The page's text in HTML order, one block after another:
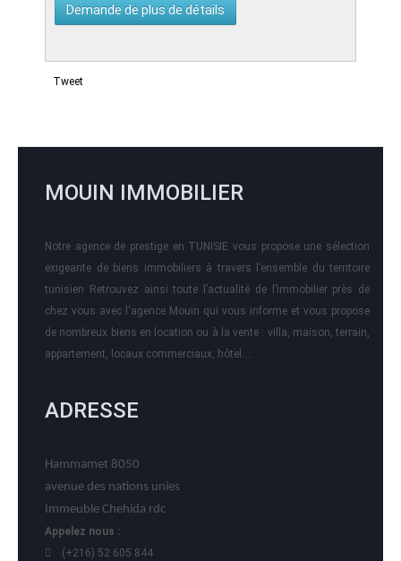
Tweet
MOUIN IMMOBILIER
Notre agence de prestige en TUNISIE vous propose une sélection
exigeante de biens immobiliers à travers l’ensemble du territoire
tunisien Retrouvez ainsi toute l’actualité de l’immobilier près de
chez vous avec l'agence Mouin qui vous informe et vous propose
de nombreux biens en location ou à la vente : villa, maison, terrain,
appartement, locaux commerciaux, hôtel….
ADRESSE
Hammamet 8050
avenue des nations unies
Immeuble Chehida rdc
Appelez nous :
(+216) 52 605 844